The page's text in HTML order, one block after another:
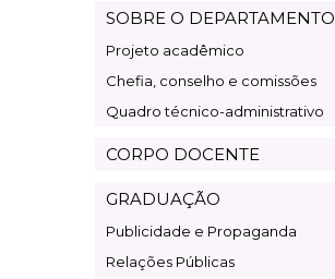
Públicas,
Propaganda
e
Turismo
SOBRE O DEPARTAMENTO
Projeto acadêmico
Chefia, conselho e comissões
Quadro técnico-administrativo
CORPO DOCENTE
GRADUAÇÃO
Publicidade e Propaganda
Relações Públicas